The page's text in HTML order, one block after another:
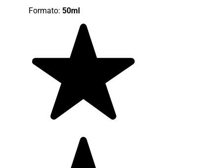
Formato: 50ml